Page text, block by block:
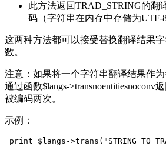
此方法返回TRAD_STRING的翻
码（字符串在内存中存储为UTF-8
这两种方法都可以接受替换翻译结果
数。
注意：如果将一个字符串翻译结果作
通过函数$langs->transnoentitiesnoconv
被编码两次。
示例：
print $langs-